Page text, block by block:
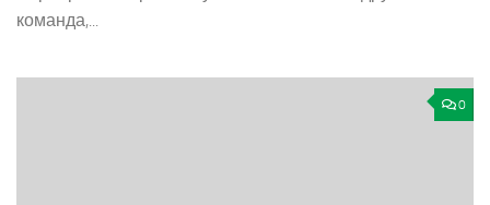
команда,...
0